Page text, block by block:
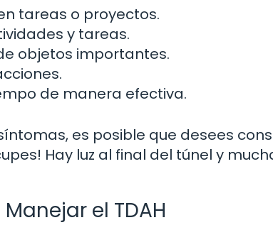
tareas o proyectos.
y tareas.
objetos importantes.
de manera efectiva.
es posible que desees
Hay luz al final del túnel y
el TDAH